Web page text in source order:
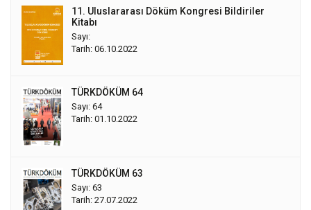
11. Uluslararası Döküm Kongresi Bildiriler
Kitabı
Sayı:
Tarih: 06.10.2022
TÜRKDÖKÜM 64
Sayı: 64
Tarih: 01.10.2022
TÜRKDÖKÜM 63
Sayı: 63
Tarih: 27.07.2022